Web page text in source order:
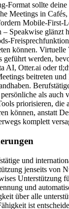
Format sollte
Meetings in
Mobile-First-
Speakwise glänzt
können. Virtuelle
geführt werden,
AI, Otter.ai oder
beitreten
als auch
priorisieren, die
können, anstatt
komplett
und
jenseits von
Unterstützung
und
über alle
ist